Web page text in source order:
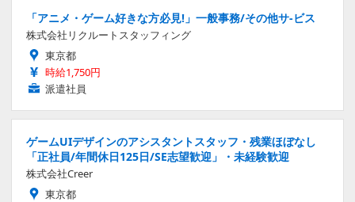
「アニメ・ゲーム好きな方必見!」一般事務/その他サ-ビス
株式会社リクルートスタッフィング
東京都
時給1,750円
派遣社員
ゲームUIデザインのアシスタントスタッフ・残業ほぼなし
「正社員/年間休日125日/SE志望歓迎」・未経験歓迎
株式会社Creer
東京都